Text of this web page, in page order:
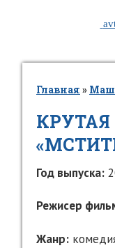
Главная »
Год выпуска:
Режисер
Жанр: